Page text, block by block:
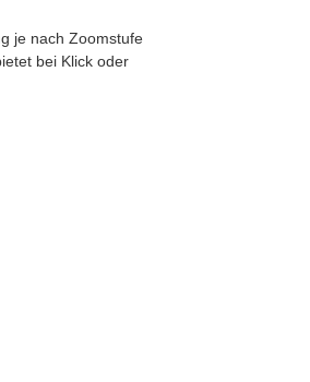
je nach Zoomstufe
bei Klick oder